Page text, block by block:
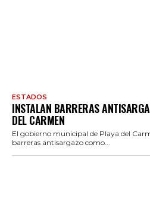
ESTADOS
INSTALAN BARRERAS
DEL CARMEN
El gobierno municipal de Playa del
barreras antisargazo como...